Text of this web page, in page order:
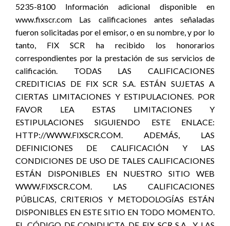
5235-8100 Información adicional disponible en
www.fixscr.com Las calificaciones antes señaladas
fueron solicitadas por el emisor, o en su nombre, y por lo
tanto, FIX SCR ha recibido los honorarios
correspondientes por la prestación de sus servicios de
calificación. TODAS LAS CALIFICACIONES
CREDITICIAS DE FIX SCR S.A. ESTÁN SUJETAS A
CIERTAS LIMITACIONES Y ESTIPULACIONES. POR
FAVOR LEA ESTAS LIMITACIONES Y
ESTIPULACIONES SIGUIENDO ESTE ENLACE:
HTTP://WWW.FIXSCR.COM. ADEMÁS, LAS
DEFINICIONES DE CALIFICACIÓN Y LAS
CONDICIONES DE USO DE TALES CALIFICACIONES
ESTÁN DISPONIBLES EN NUESTRO SITIO WEB
WWW.FIXSCR.COM. LAS CALIFICACIONES
PÚBLICAS, CRITERIOS Y METODOLOGÍAS ESTÁN
DISPONIBLES EN ESTE SITIO EN TODO MOMENTO.